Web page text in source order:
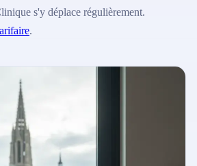
s'y déplace régulièrement.
.